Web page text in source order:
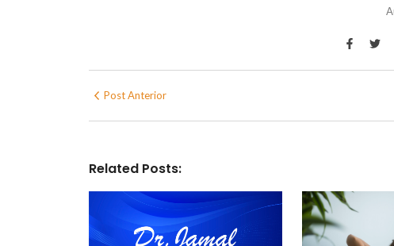
Post Anterior
Related Posts: